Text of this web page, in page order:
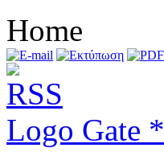
Home
Logo Gate *